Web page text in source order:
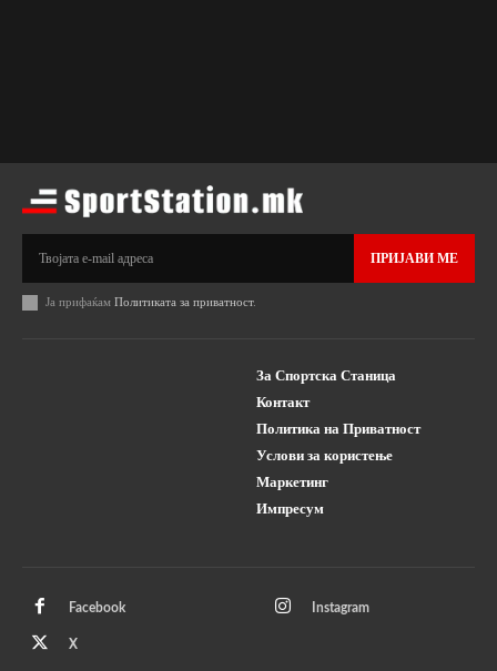
ПРИЈАВИ МЕ
Ја прифаќам Политиката за приватност.
За Спортска Станица
Контакт
Политика на Приватност
Услови за користење
Маркетинг
Импресум
Facebook Instagram
X